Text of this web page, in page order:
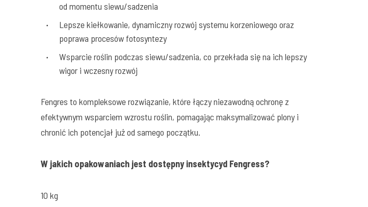
od momentu siewu/sadzenia
Lepsze kiełkowanie, dynamiczny rozwój systemu korzeniowego oraz
poprawa procesów fotosyntezy
Wsparcie roślin podczas siewu/sadzenia, co przekłada się na ich lepszy
wigor i wczesny rozwój
Fengres to kompleksowe rozwiązanie, które łączy niezawodną ochronę z
efektywnym wsparciem wzrostu roślin, pomagając maksymalizować plony i
chronić ich potencjał już od samego początku.
W jakich opakowaniach jest dostępny insektycyd Fengress?
10 kg